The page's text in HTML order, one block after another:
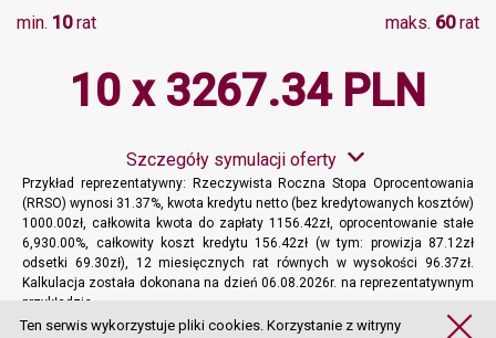
min. 10rat maks. 60rat
10 x 3267.34 PLN
Szczegóły symulacji oferty
Przykład reprezentatywny: Rzeczywista Roczna Stopa Oprocentowania
(RRSO) wynosi 31.37%, kwota kredytu netto (bez kredytowanych kosztów)
1000.00zł, całkowita kwota do zapłaty 1156.42zł, oprocentowanie stałe
6,930.00%, całkowity koszt kredytu 156.42zł (w tym: prowizja 87.12zł
odsetki 69.30zł), 12 miesięcznych rat równych w wysokości 96.37zł.
Kalkulacja została dokonana na dzień 06.08.2026r. na reprezentatywnym
przykładzie.
Więcej informacji
Ten serwis wykorzystuje pliki cookies. Korzystanie z witryny